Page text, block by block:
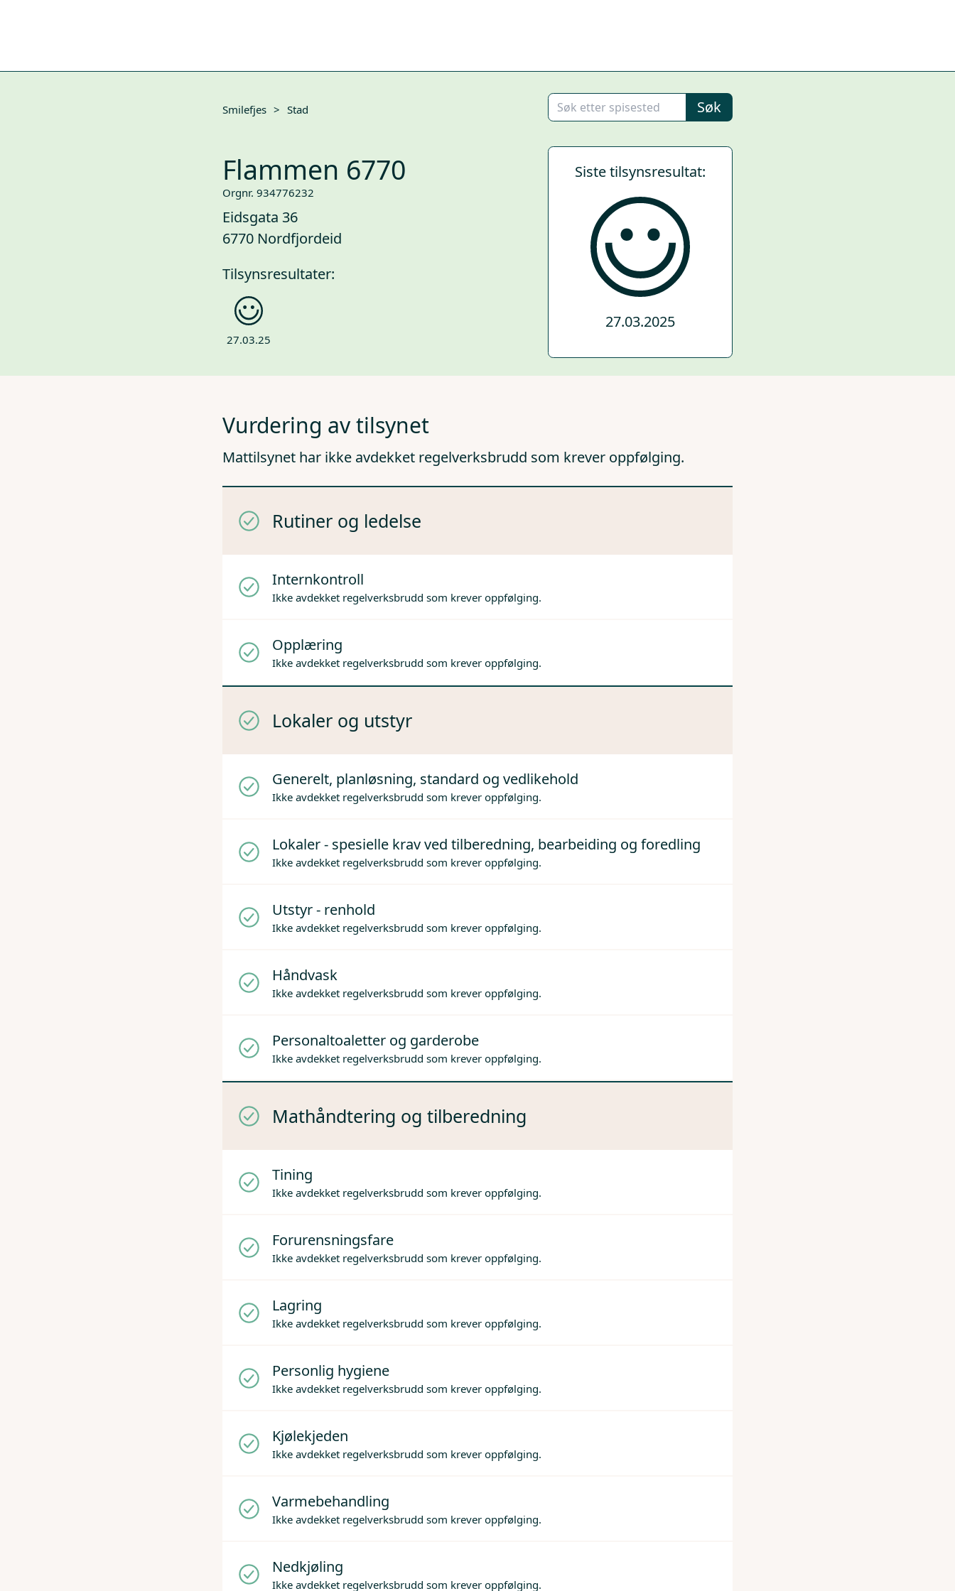
Smilefjes > Stad Søk
Flammen 6770
Orgnr. 934776232
Eidsgata 36
6770 Nordfjordeid
Tilsynsresultater:
27.03.25
Siste tilsynsresultat:
27.03.2025
Vurdering av tilsynet
Mattilsynet har ikke avdekket regelverksbrudd som krever oppfølging.
Rutiner og ledelse
Internkontroll
Ikke avdekket regelverksbrudd som krever oppfølging.
Opplæring
Ikke avdekket regelverksbrudd som krever oppfølging.
Lokaler og utstyr
Generelt, planløsning, standard og vedlikehold
Ikke avdekket regelverksbrudd som krever oppfølging.
Lokaler - spesielle krav ved tilberedning, bearbeiding og foredling
Ikke avdekket regelverksbrudd som krever oppfølging.
Utstyr - renhold
Ikke avdekket regelverksbrudd som krever oppfølging.
Håndvask
Ikke avdekket regelverksbrudd som krever oppfølging.
Personaltoaletter og garderobe
Ikke avdekket regelverksbrudd som krever oppfølging.
Mathåndtering og tilberedning
Tining
Ikke avdekket regelverksbrudd som krever oppfølging.
Forurensningsfare
Ikke avdekket regelverksbrudd som krever oppfølging.
Lagring
Ikke avdekket regelverksbrudd som krever oppfølging.
Personlig hygiene
Ikke avdekket regelverksbrudd som krever oppfølging.
Kjølekjeden
Ikke avdekket regelverksbrudd som krever oppfølging.
Varmebehandling
Ikke avdekket regelverksbrudd som krever oppfølging.
Nedkjøling
Ikke avdekket regelverksbrudd som krever oppfølging.